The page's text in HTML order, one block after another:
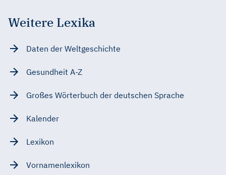
Weitere Lexika
Daten der Weltgeschichte
Gesundheit A-Z
Großes Wörterbuch der deutschen Sprache
Kalender
Lexikon
Vornamenlexikon